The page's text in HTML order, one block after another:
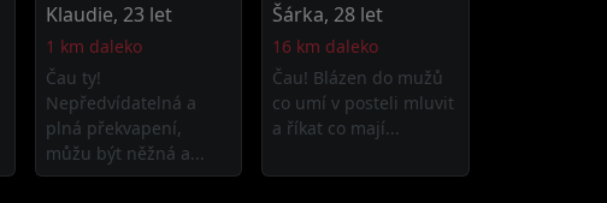
Klaudie, 23 let
1 km daleko
Čau ty!
Nepředvídatelná a
plná překvapení,
můžu být něžná a...
Šárka, 28 let
16 km daleko
Čau! Blázen do mužů
co umí v posteli mluvit
a říkat co mají...